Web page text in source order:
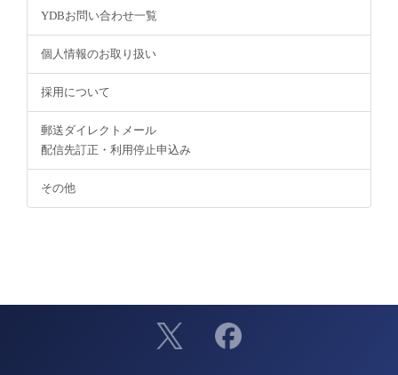
YDBお問い合わせ一覧
個人情報のお取り扱い
採用について
郵送ダイレクトメール
配信先訂正・利用停止申込み
その他